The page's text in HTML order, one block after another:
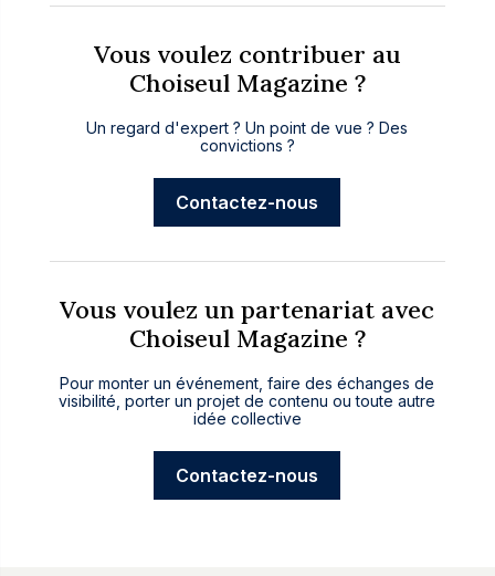
Vous voulez contribuer au
Choiseul Magazine ?
Un regard d'expert ? Un point de vue ? Des
convictions ?
Contactez-nous
Vous voulez un partenariat avec
Choiseul Magazine ?
Pour monter un événement, faire des échanges de
visibilité, porter un projet de contenu ou toute autre
idée collective
Contactez-nous